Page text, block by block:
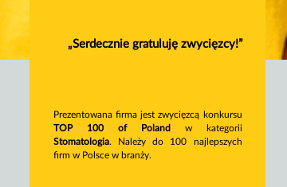
„Serdecznie gratuluję zwycięzcy!”
Prezentowana firma jest zwycięzcą konkursu
TOP 100 of Poland
w kategorii
Stomatologia. Należy do 100 najlepszych
firm w Polsce w branży.